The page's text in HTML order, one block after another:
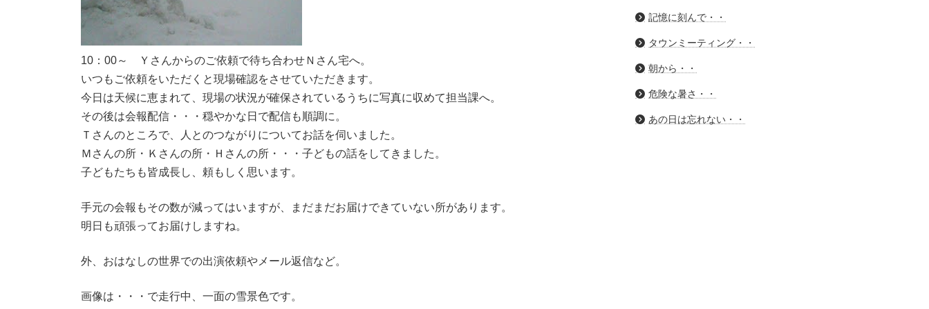
10：00～ Ｙさんからのご依頼で待ち合わせＮさん宅へ。
いつもご依頼をいただくと現場確認をさせていただきます。
今日は天候に恵まれて、現場の状況が確保されているうちに写真に収めて担当課へ。
その後は会報配信・・・穏やかな日で配信も順調に。
Ｔさんのところで、人とのつながりについてお話を伺いました。
Ｍさんの所・Ｋさんの所・Ｈさんの所・・・子どもの話をしてきました。
子どもたちも皆成長し、頼もしく思います。
手元の会報もその数が減ってはいますが、まだまだお届けできていない所があります。
明日も頑張ってお届けしますね。
外、おはなしの世界での出演依頼やメール返信など。
画像は・・・で走行中、一面の雪景色です。
記憶に刻んで・・
タウンミーティング・・
朝から・・
危険な暑さ・・
あの日は忘れない・・